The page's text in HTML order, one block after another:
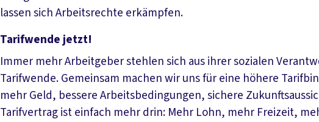
lassen sich Arbeitsrechte erkämpfen.
Tarifwende jetzt!
Immer mehr Arbeitgeber stehlen sich aus ihrer sozialen
Tarifwende. Gemeinsam machen wir uns für eine höhere
mehr Geld, bessere Arbeitsbedingungen, sichere
Tarifvertrag ist einfach mehr drin: Mehr Lohn, mehr Freizeit,